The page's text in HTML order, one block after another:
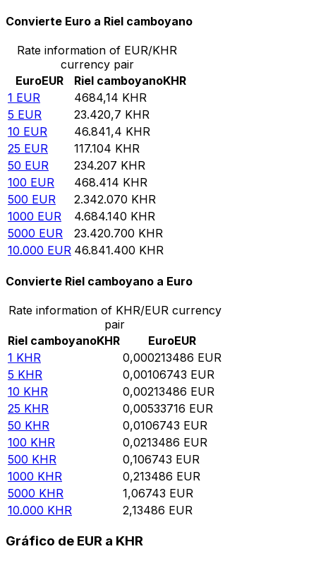
Convierte Euro a Riel camboyano
Rate information of EUR/KHR
currency pair
EuroEUR Riel camboyanoKHR
1 EUR 4684,14 KHR
5 EUR 23.420,7 KHR
10 EUR 46.841,4 KHR
25 EUR 117.104 KHR
50 EUR 234.207 KHR
100 EUR 468.414 KHR
500 EUR 2.342.070 KHR
1000 EUR 4.684.140 KHR
5000 EUR 23.420.700 KHR
10.000 EUR 46.841.400 KHR
Convierte Riel camboyano a Euro
Rate information of KHR/EUR currency
pair
Riel camboyanoKHR EuroEUR
1 KHR 0,000213486 EUR
5 KHR 0,00106743 EUR
10 KHR 0,00213486 EUR
25 KHR 0,00533716 EUR
50 KHR 0,0106743 EUR
100 KHR 0,0213486 EUR
500 KHR 0,106743 EUR
1000 KHR 0,213486 EUR
5000 KHR 1,06743 EUR
10.000 KHR 2,13486 EUR
Gráfico de EUR a KHR